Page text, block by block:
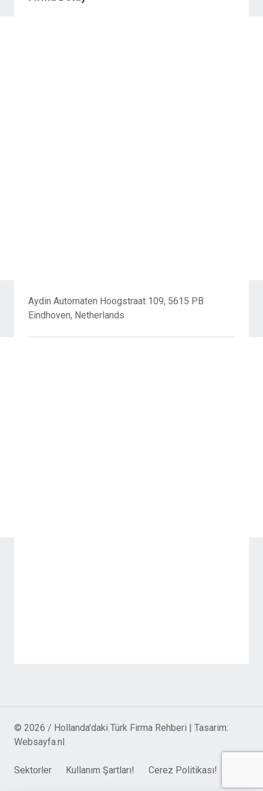
Aydin Automaten Hoogstraat 109, 5615 PB
Eindhoven, Netherlands
© 2026 / Hollanda'daki Türk Firma Rehberi | Tasarim:
Websayfa.nl
Sektorler Kullanım Şartları! Cerez Politikası!